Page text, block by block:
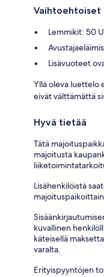
Vaihtoehtoiset
Lemmikit: 50
Lisävuoteet
Yllä oleva luettelo
eivät välttämättä
Hyvä tietää
Tätä
majoitusta
Lisähenkilöistä
majoituspaikoittain
kuvallinen
käteisellä
varalta.
Erityispyyntöjen